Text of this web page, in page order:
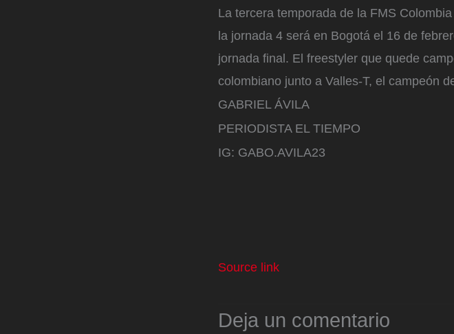
La tercera temporada de la FMS
la jornada 4 será en Bogotá el 16 de
jornada final. El freestyler que quede
colombiano junto a Valles-T, el campeón
GABRIEL ÁVILA
PERIODISTA EL TIEMPO
IG: GABO.AVILA23
Source link
Deja un comentario